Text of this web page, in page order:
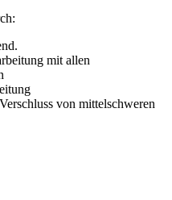
mit allen
von mittelschweren